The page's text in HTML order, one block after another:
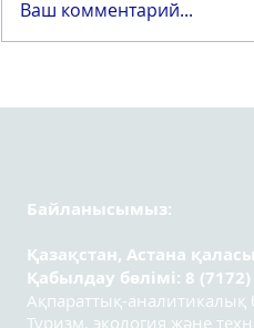
Ваш комментарий...
Байланысымыз:
Қазақстан, Астана
Қабылдау бөлімі: 8
Ақпараттық-аналитикалық
Туризм, экология және